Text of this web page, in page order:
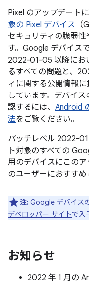
Pixel のアップデート
象の Pixel デバイス
セキュリティの脆弱
す。Google デバイス
2022-01-05 以降にお
るすべての問題と、
ィに関する公開情報
しています。デバイ
認するには、 Android
法をご覧ください。
パッチレベル 2022-
ト対象のすべての
用のデバイスにこの
のユーザーにおすすめ
注: Google デバイス
デベロッパー サイトで入
お知らせ
2022 年 1 月の